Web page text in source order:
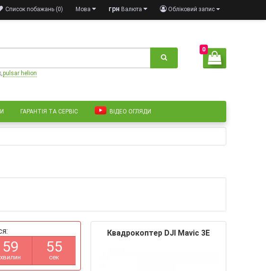
Обліковий запис
грн Валюта
Мова
Список побажань (0)
0
pulsar helion
ГАРАНТІЯ ТА СЕРВІС ВІДЕО ОГЛЯДИ
59
хвилин
54
сек
Квадрокоптер DJI Mavic 3E